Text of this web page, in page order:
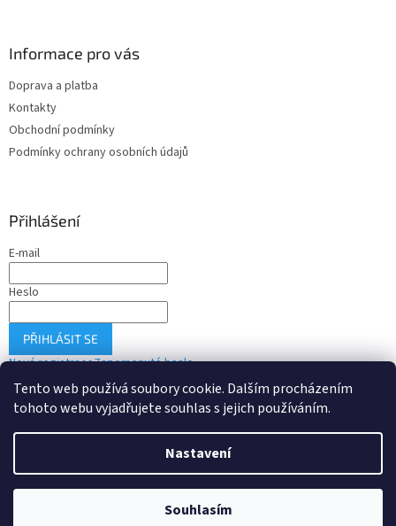
Tento web používá soubory cookie. Dalším procházením
tohoto webu vyjadřujete souhlas s jejich používáním.
Nastavení
Souhlasím
Informace pro vás
Doprava a platba
Kontakty
Obchodní podmínky
Podmínky ochrany osobních údajů
Přihlášení
E-mail
Heslo
PŘIHLÁSIT SE
Nová registraceZapomenuté heslo
Copyright 2026Drobné-elektro.cz. Všechna práva vyhrazena.
Upravit nastavení cookies